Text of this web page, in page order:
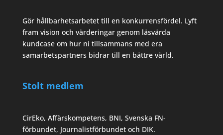
Gör hållbarhetsarbetet till en konkurrensfördel. Lyft
fram vision och värderingar genom läsvärda
kundcase om hur ni tillsammans med era
samarbetspartners bidrar till en bättre värld.
Stolt medlem
CirEko, Affärskompetens, BNI, Svenska FN-
förbundet, Journalistförbundet och DIK.